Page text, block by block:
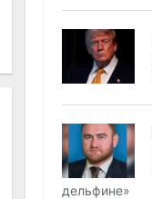
дельфине»